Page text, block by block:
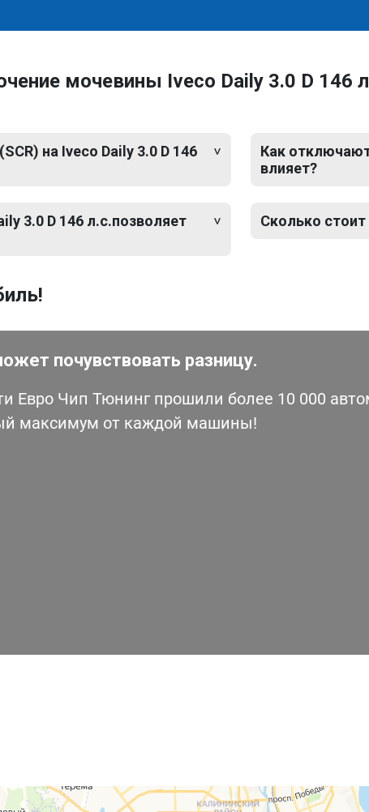
мочевины Iveco Daily 3.0 D 146
на Iveco Daily 3.0 D 146
3.0 D 146 л.с.позволяет
Как отключают
влияет?
Сколько
почувствовать разницу.
Евро Чип Тюнинг прошили более 10 000
максимум от каждой машины!